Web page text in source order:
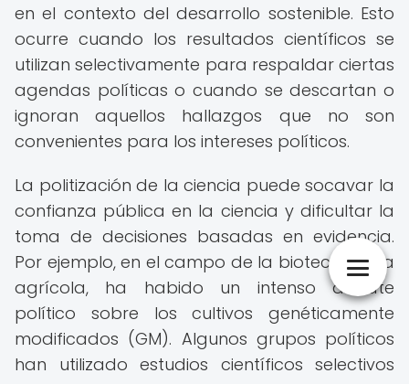
en el contexto del desarrollo sostenible. Esto
ocurre cuando los resultados científicos se
utilizan selectivamente para respaldar ciertas
agendas políticas o cuando se descartan o
ignoran aquellos hallazgos que no son
convenientes para los intereses políticos.
La politización de la ciencia puede socavar la
confianza pública en la ciencia y dificultar la
toma de decisiones basadas en evidencia.
Por ejemplo, en el campo de la biotecnología
agrícola, ha habido un intenso debate
político sobre los cultivos genéticamente
modificados (GM). Algunos grupos políticos
han utilizado estudios científicos selectivos